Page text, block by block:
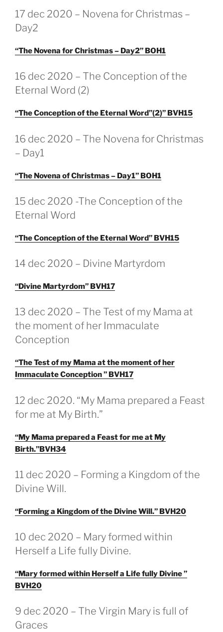
GEPLAATST
OP
17 dec 2020 – Novena for Christmas –
Day2
“The Novena for Christmas – Day2” BOH1
GEPLAATST
OP
16 dec 2020 – The Conception of the
Eternal Word (2)
“The Conception of the Eternal Word”(2)” BVH15
GEPLAATST
OP
16 dec 2020 – The Novena for Christmas
– Day1
“The Novena of Christmas – Day1” BOH1
GEPLAATST
OP
15 dec 2020 -The Conception of the
Eternal Word
“The Conception of the Eternal Word” BVH15
GEPLAATST
OP
14 dec 2020 – Divine Martyrdom
“Divine Martyrdom” BVH17
GEPLAATST
OP
13 dec 2020 – The Test of my Mama at
the moment of her Immaculate
Conception
“The Test of my Mama at the moment of her
Immaculate Conception ” BVH17
GEPLAATST
OP
12 dec 2020. “My Mama prepared a Feast
for me at My Birth.”
“My Mama prepared a Feast for me at My
Birth.”BVH34
GEPLAATST
OP
11 dec 2020 – Forming a Kingdom of the
Divine Will.
“Forming a Kingdom of the Divine Will.” BVH20
GEPLAATST
OP
10 dec 2020 – Mary formed within
Herself a Life fully Divine.
“Mary formed within Herself a Life fully Divine ”
BVH20
GEPLAATST
OP
9 dec 2020 – The Virgin Mary is full of
Graces